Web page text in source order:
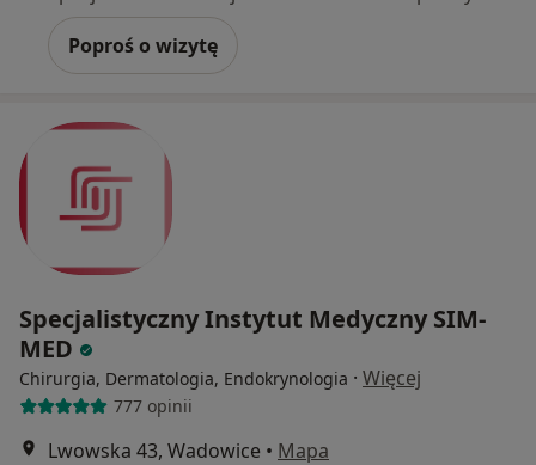
Poproś o wizytę
Specjalistyczny Instytut Medyczny SIM-
MED
Chirurgia, Dermatologia, Endokrynologia · Więcej
777 opinii
Lwowska 43, Wadowice • Mapa